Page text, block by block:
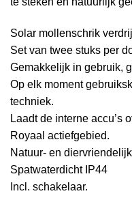
Solar mollenschrik
Set van twee stuks per
Gemakkelijk in gebruik,
Op elk moment
techniek.
Laadt de interne accu’s
Royaal actiefgebied.
Natuur- en
Spatwaterdicht IP44
Incl. schakelaar.